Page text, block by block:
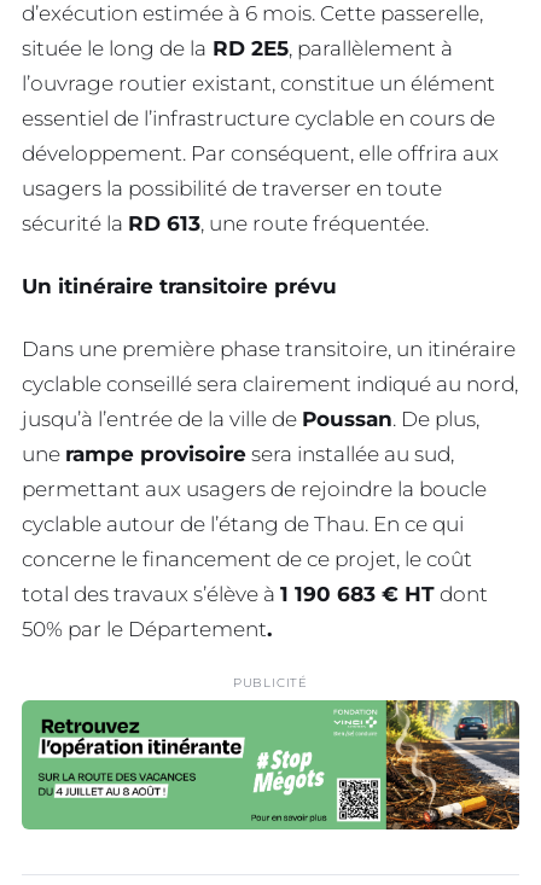
d’exécution estimée à 6 mois. Cette passerelle,
située le long de la RD 2E5, parallèlement à
l’ouvrage routier existant, constitue un élément
essentiel de l’infrastructure cyclable en cours de
développement. Par conséquent, elle offrira aux
usagers la possibilité de traverser en toute
sécurité la RD 613, une route fréquentée.
Un itinéraire transitoire prévu
Dans une première phase transitoire, un itinéraire
cyclable conseillé sera clairement indiqué au nord,
jusqu’à l’entrée de la ville de Poussan. De plus,
une rampe provisoire sera installée au sud,
permettant aux usagers de rejoindre la boucle
cyclable autour de l’étang de Thau. En ce qui
concerne le financement de ce projet, le coût
total des travaux s’élève à 1 190 683 € HT dont
50% par le Département.
PUBLICITÉ